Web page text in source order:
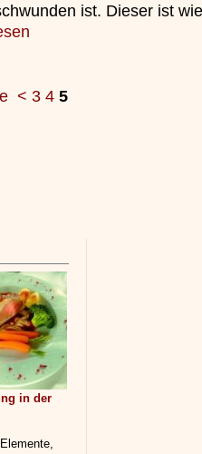
ist. Dieser ist
< 3 4 5
in der